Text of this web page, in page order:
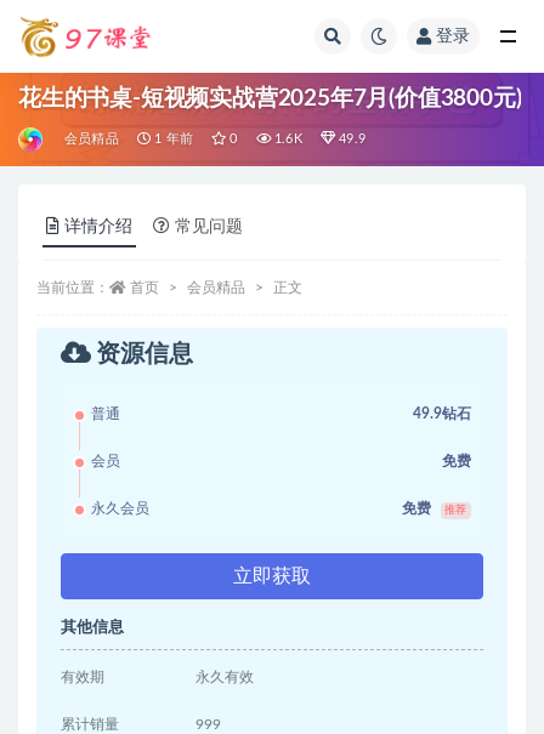
登录
花生的书桌-短视频实战营2025年7月(价值3800元)
会员精品 1 年前 0 1.6K 49.9
详情介绍 常见问题
当前位置： 首页 会员精品 正文
资源信息
普通 49.9钻石
会员 免费
永久会员 免费 推荐
立即获取
其他信息
有效期 永久有效
累计销量 999